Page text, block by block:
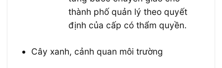
thành phố quản lý theo quyết
định của cấp có thẩm quyền.
Cây xanh, cảnh quan môi trường